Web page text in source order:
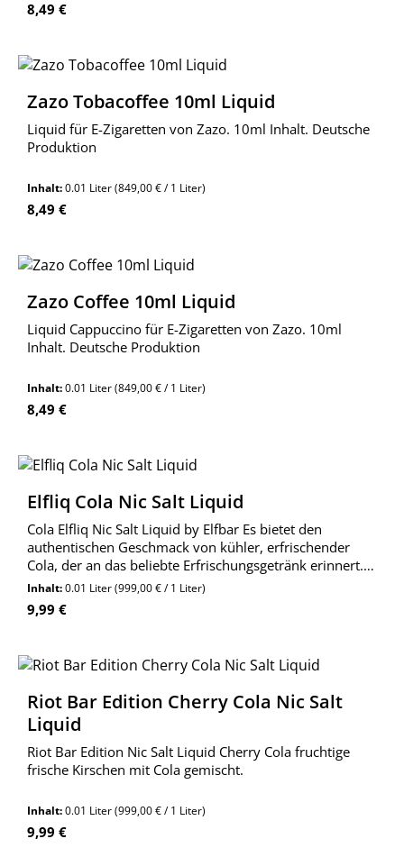
Regulärer Preis:
8,49 €
Zazo Tobacoffee 10ml Liquid
Liquid für E-Zigaretten von Zazo. 10ml Inhalt. Deutsche
Produktion
Inhalt:0.01 Liter(849,00 € / 1 Liter)
Regulärer Preis:
8,49 €
Zazo Coffee 10ml Liquid
Liquid Cappuccino für E-Zigaretten von Zazo. 10ml
Inhalt. Deutsche Produktion
Inhalt:0.01 Liter(849,00 € / 1 Liter)
Regulärer Preis:
8,49 €
Elfliq Cola Nic Salt Liquid
Cola Elfliq Nic Salt Liquid by Elfbar Es bietet den
authentischen Geschmack von kühler, erfrischender
Cola, der an das beliebte Erfrischungsgetränk erinnert.
Das Liquid vermittelt ein angenehmes und belebendes
Dampferlebnis, das den Gaumen mit süßer Kara
Inhalt:0.01 Liter(999,00 € / 1 Liter)
Regulärer Preis:
9,99 €
Riot Bar Edition Cherry Cola Nic Salt
Liquid
Riot Bar Edition Nic Salt Liquid Cherry Cola fruchtige
frische Kirschen mit Cola gemischt.
Inhalt:0.01 Liter(999,00 € / 1 Liter)
Regulärer Preis:
9,99 €